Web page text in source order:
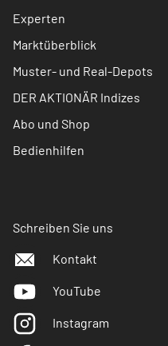
Experten
Marktüberblick
Muster- und Real-Depots
DER AKTIONÄR Indizes
Abo und Shop
Bedienhilfen
Schreiben Sie uns
Kontakt
YouTube
Instagram